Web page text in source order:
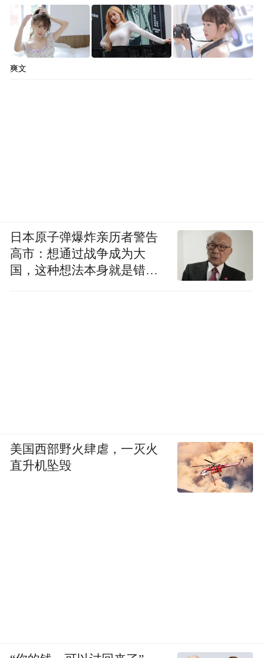
爽文
日本原子弹爆炸亲历者警告
高市：想通过战争成为大
国，这种想法本身就是错误
美国西部野火肆虐，一灭火
直升机坠毁